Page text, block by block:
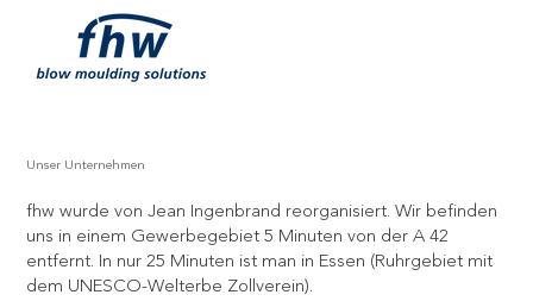
Unser Unternehmen
fhw wurde von Jean Ingenbrand reorganisiert. Wir befinden
uns in einem Gewerbegebiet 5 Minuten von der A 42
entfernt. In nur 25 Minuten ist man in Essen (Ruhrgebiet mit
dem UNESCO-Welterbe Zollverein).